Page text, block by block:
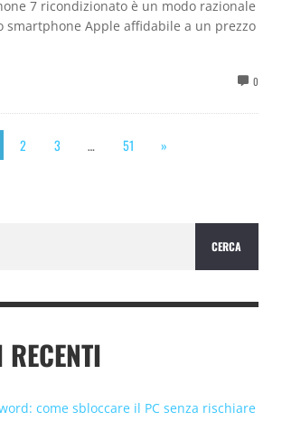
7 ricondizionato è un modo razionale
smartphone Apple affidabile a un prezzo
0
2 3 … 51 »
come sbloccare il PC senza rischiare